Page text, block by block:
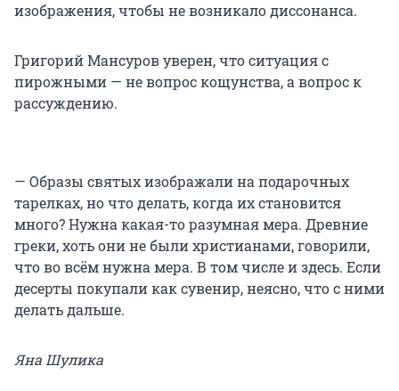
изображения, чтобы не возникало диссонанса.
Григорий Мансуров уверен, что ситуация с
пирожными — не вопрос кощунства, а вопрос к
рассуждению.
— Образы святых изображали на подарочных
тарелках, но что делать, когда их становится
много? Нужна какая-то разумная мера. Древние
греки, хоть они не были христианами, говорили,
что во всём нужна мера. В том числе и здесь. Если
десерты покупали как сувенир, неясно, что с ними
делать дальше.
Яна Шулика